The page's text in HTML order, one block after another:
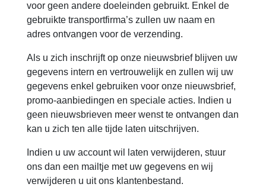
voor geen andere doeleinden gebruikt. Enkel de
gebruikte transportfirma’s zullen uw naam en
adres ontvangen voor de verzending.
Als u zich inschrijft op onze nieuwsbrief blijven uw
gegevens intern en vertrouwelijk en zullen wij uw
gegevens enkel gebruiken voor onze nieuwsbrief,
promo-aanbiedingen en speciale acties. Indien u
geen nieuwsbrieven meer wenst te ontvangen dan
kan u zich ten alle tijde laten uitschrijven.
Indien u uw account wil laten verwijderen, stuur
ons dan een mailtje met uw gegevens en wij
verwijderen u uit ons klantenbestand.